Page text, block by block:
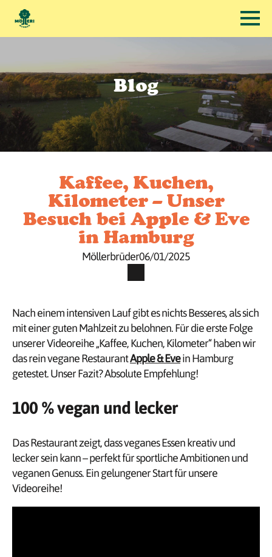
Blog
Kaffee, Kuchen,
Kilometer – Unser
Besuch bei Apple & Eve
in Hamburg
Möllerbrüder06/01/2025
Nach einem intensiven Lauf gibt es nichts Besseres, als sich
mit einer guten Mahlzeit zu belohnen. Für die erste Folge
unserer Videoreihe „Kaffee, Kuchen, Kilometer“ haben wir
das rein vegane RestaurantApple & Evein Hamburg
getestet. Unser Fazit? Absolute Empfehlung!
100 % vegan und lecker
Das Restaurant zeigt, dass veganes Essen kreativ und
lecker sein kann – perfekt für sportliche Ambitionen und
veganen Genuss. Ein gelungener Start für unsere
Videoreihe!